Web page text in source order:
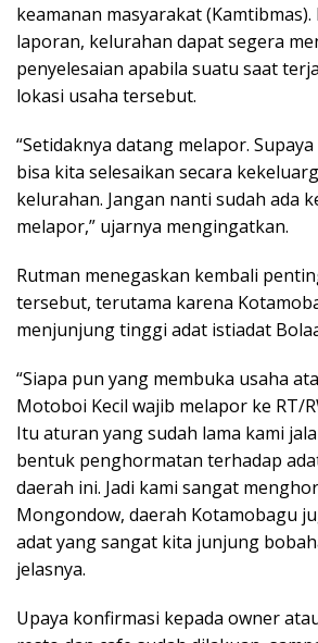
keamanan masyarakat (Kamtibmas).
laporan, kelurahan dapat segera
penyelesaian apabila suatu saat
lokasi usaha tersebut.
“Setidaknya datang melapor.
bisa kita selesaikan secara
kelurahan. Jangan nanti sudah ada
melapor,” ujarnya mengingatkan.
Rutman menegaskan kembali
tersebut, terutama karena
menjunjung tinggi adat istiadat
“Siapa pun yang membuka usaha
Motoboi Kecil wajib melapor ke RT/
Itu aturan yang sudah lama kami
bentuk penghormatan terhadap
daerah ini. Jadi kami sangat
Mongondow, daerah Kotamobagu
adat yang sangat kita junjung
jelasnya.
Upaya konfirmasi kepada owner